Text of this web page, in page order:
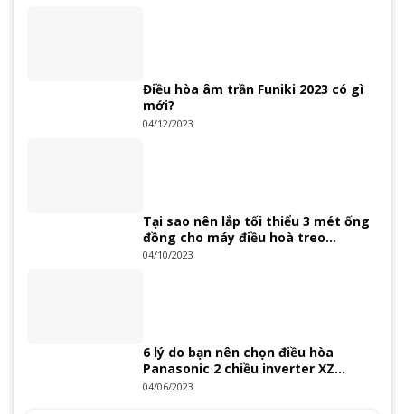
Điều hòa âm trần Funiki 2023 có gì
mới?
04/12/2023
Tại sao nên lắp tối thiểu 3 mét ống
đồng cho máy điều hoà treo
tường?
04/10/2023
6 lý do bạn nên chọn điều hòa
Panasonic 2 chiều inverter XZ
Series 2023
04/06/2023